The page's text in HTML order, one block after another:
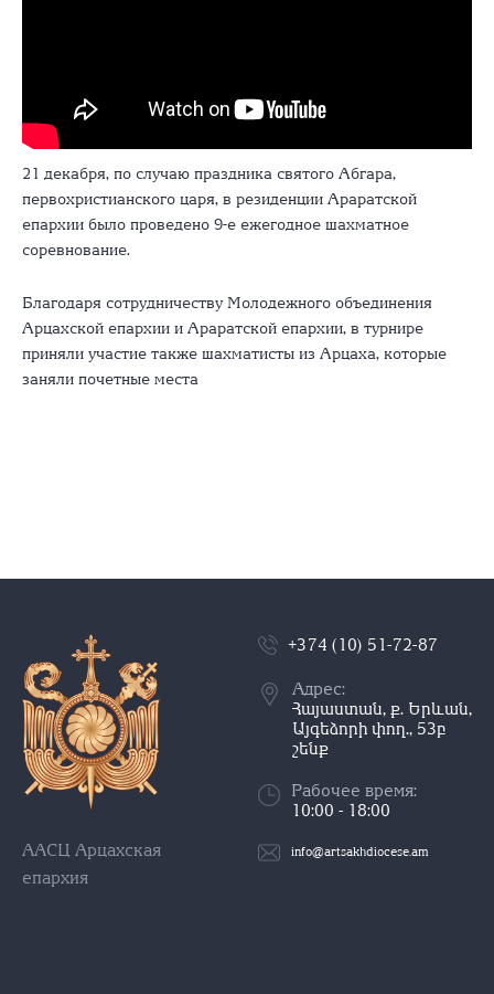
21 декабря, по случаю праздника святого Абгара,
первохристианского царя, в резиденции Араратской
епархии было проведено 9-е ежегодное шахматное
соревнование.
Благодаря сотрудничеству Молодежного объединения
Арцахской епархии и Араратской епархии, в турнире
приняли участие также шахматисты из Арцаха, которые
заняли почетные места
ААСЦ Арцахская
епархия
+374 (10) 51-72-87
Адрес:
Հայաստան, ք. Երևան,
Այգեձորի փող., 53բ
շենք
Рабочее время:
10:00 - 18:00
info@artsakhdiocese.am